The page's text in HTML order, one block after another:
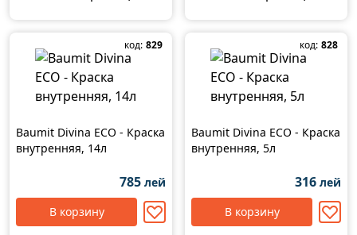
код: 829
Baumit Divina ECO - Краска
внутренняя, 14л
785 лей
В корзину
код: 828
Baumit Divina ECO - Краска
внутренняя, 5л
316 лей
В корзину